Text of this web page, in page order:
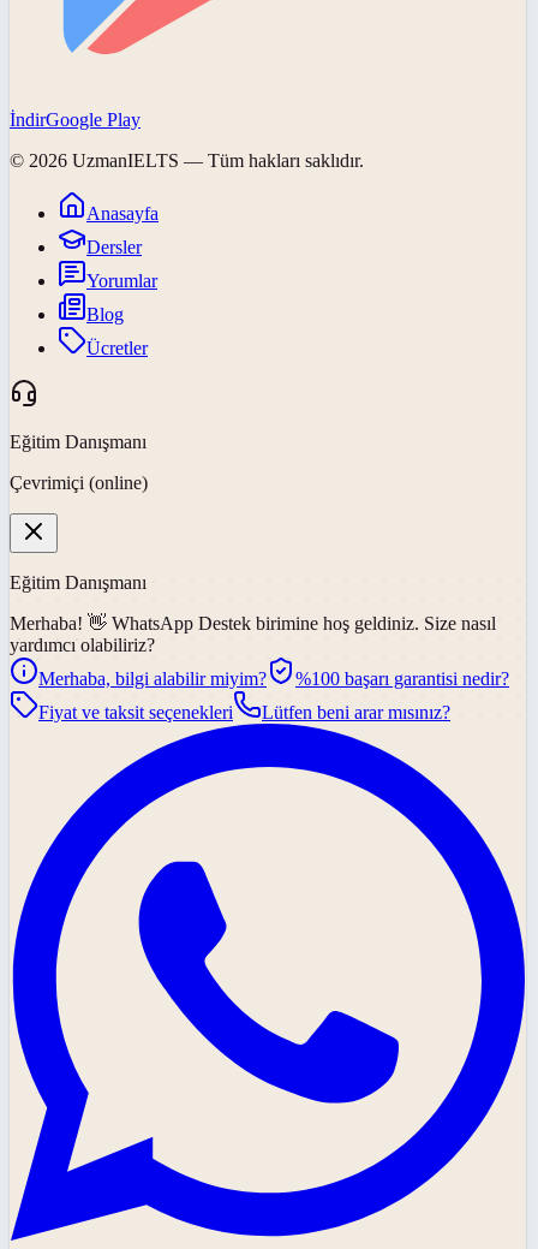
İndirGoogle Play
© 2026 UzmanIELTS — Tüm hakları saklıdır.
Anasayfa
Dersler
Yorumlar
Blog
Ücretler
Eğitim Danışmanı
Çevrimiçi (online)
Eğitim Danışmanı
Merhaba! 👋 WhatsApp Destek birimine hoş geldiniz. Size nasıl
yardımcı olabiliriz?
Merhaba, bilgi alabilir miyim?
%100 başarı garantisi nedir?
Fiyat ve taksit seçenekleri
Lütfen beni arar mısınız?